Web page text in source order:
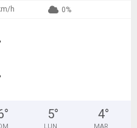
h 0%
° 5° 4°